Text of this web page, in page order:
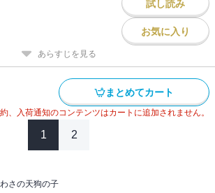
試し読み
お気に入り
あらすじを見る
まとめてカート
、入荷通知のコンテンツはカートに追加されません。
1 2
さの天狗の子